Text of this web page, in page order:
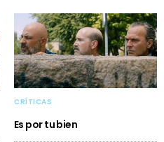
CRÍTICAS
Es por tu bien